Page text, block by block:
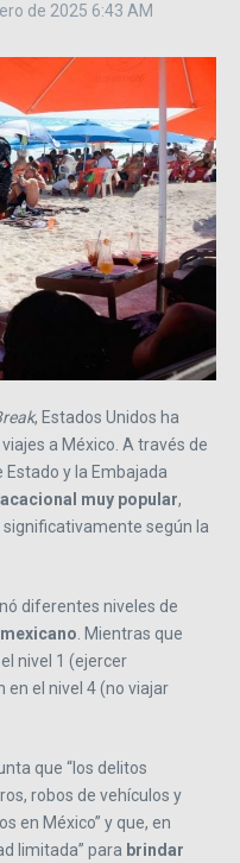
de 2025 6:43 AM
, Estados Unidos ha
a México. A través de
y la Embajada
muy popular,
según la
diferentes niveles de
. Mientras que
nivel 1 (ejercer
el nivel 4 (no viajar
que “los delitos
robos de vehículos y
en México” y que, en
limitada” para brindar